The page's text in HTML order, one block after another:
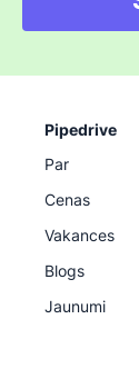
Pipedrive
Par
Cenas
Vakances
Blogs
Jaunumi